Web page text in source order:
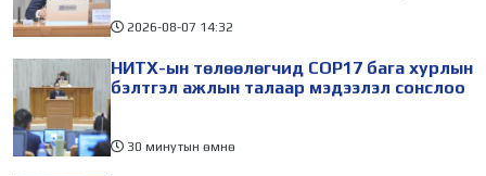
2026-08-07 14:32
НИТХ-ын төлөөлөгчид COP17 бага хурлын
бэлтгэл ажлын талаар мэдээлэл сонслоо
30 минутын өмнө